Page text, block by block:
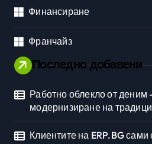
Финансиране
Франчайз
Последно добавени
Работно облекло от деним
модернизиране на
Клиентите на ERP.BG